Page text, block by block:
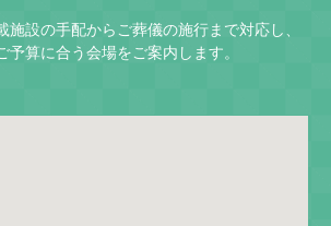
設の手配からご葬儀の施行まで対応し、
予算に合う会場をご案内します。